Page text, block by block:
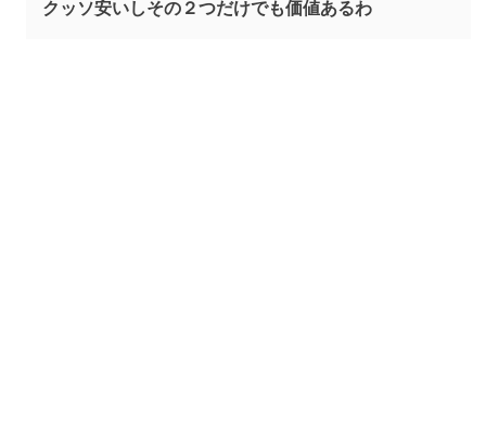
クッソ安いしその２つだけでも価値あるわ